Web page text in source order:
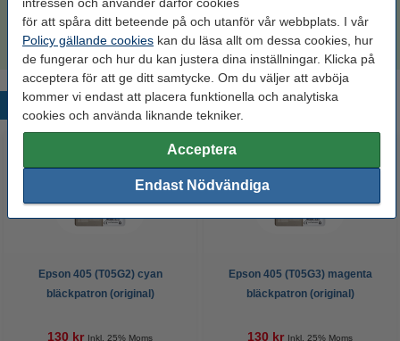
för att spåra ditt beteende på och utanför vår webbplats. I vår
Policy gällande cookies kan du läsa allt om dessa cookies, hur
de fungerar och hur du kan justera dina inställningar. Klicka på
acceptera för att ge ditt samtycke. Om du väljer att avböja
kommer vi endast att placera funktionella och analytiska
cookies och använda liknande tekniker.
Acceptera
Endast Nödvändiga
300 kr Beställ
Populära produkter
Epson 405 (T05G2) cyan
bläckpatron (original)
130 kr Inkl. 25% Moms
Epson 405 (T05G3) magenta
bläckpatron (original)
130 kr Inkl. 25% Moms